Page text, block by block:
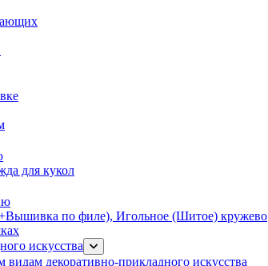
для кукол
по филе), Игольное (Шитое) кружево
искусства
декоративно-прикладного искусства